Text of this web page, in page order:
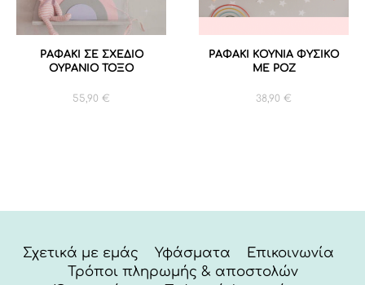
ΡΑΦΑΚΙ ΣΕ ΣΧΕΔΙΟ
ΟΥΡΑΝΙΟ ΤΟΞΟ
55,90 €
ΡΑΦΑΚΙ ΚΟΥΝΙΑ ΦΥΣΙΚΟ
ΜΕ ΡΟΖ
38,90 €
Σχετικά με εμάς Υφάσματα
Επικοινωνία
Τρόποι πληρωμής & αποστολών